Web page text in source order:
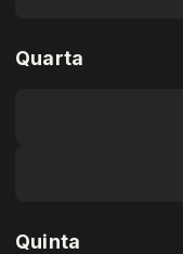
Quarta
Quinta